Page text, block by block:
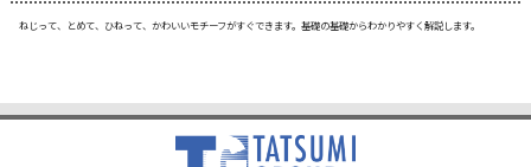
ねじって、とめて、ひねって、かわいいモチーフがすぐできます。基礎の基礎からわかりやすく解説します。